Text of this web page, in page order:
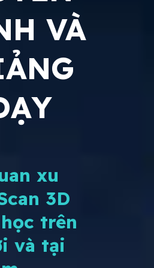
VÀ
xu
3D
trên
và tại